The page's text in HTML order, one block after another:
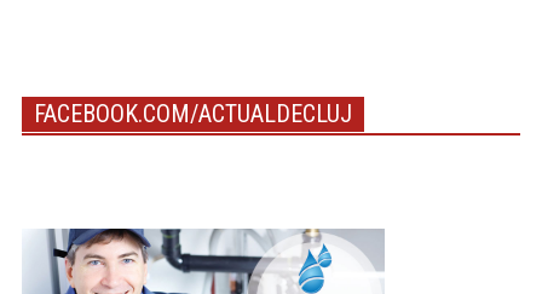
FACEBOOK.COM/ACTUALDECLUJ